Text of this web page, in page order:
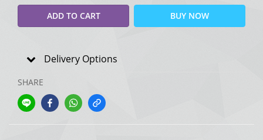
ADD TO CART BUY NOW
Delivery Options
SHARE